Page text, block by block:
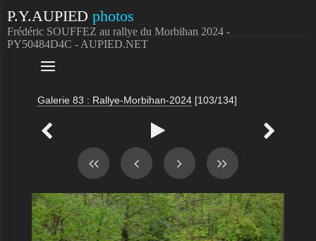
P.Y.AUPIED photos
Frédéric SOUFFEZ au rallye du Morbihan 2024 -
PY50484D4C - AUPIED.NET

Galerie 83 : Rallye-Morbihan-2024 [103/134]
  